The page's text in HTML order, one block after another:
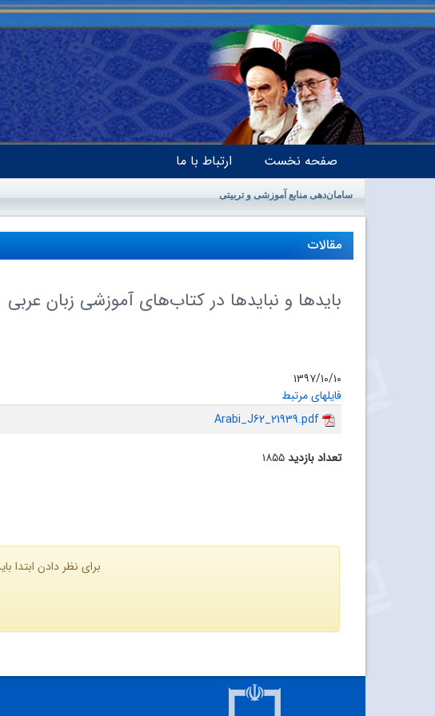
صفحه نخست ارتباط با ما
سامان‌دهی منابع آموزشی و تربیتی
مقالات
بایدها و نبایدها در کتاب‌های آموزشی زبان عربی
۱۳۹۷/۱۰/۱۰
فایلهای مرتبط
Arabi_J62_21939.pdf
تعداد بازدید۱۸۵۵
برای نظر دادن ابتدا